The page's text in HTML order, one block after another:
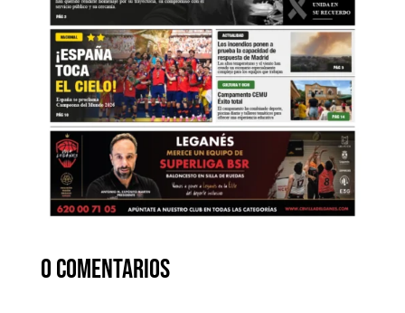
0 comentarios